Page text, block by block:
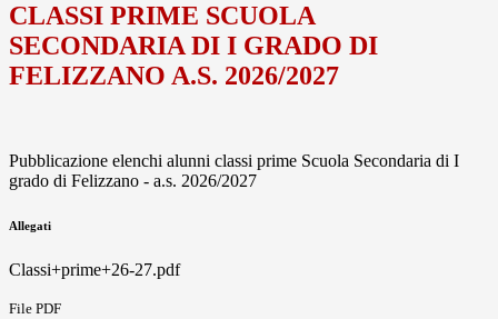
CLASSI PRIME SCUOLA
SECONDARIA DI I GRADO DI
FELIZZANO A.S. 2026/2027
Pubblicazione elenchi alunni classi prime Scuola Secondaria di I
grado di Felizzano - a.s. 2026/2027
Allegati
Classi+prime+26-27.pdf
File PDF